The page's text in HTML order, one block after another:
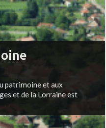
patrimoine et aux
et de la Lorraine est